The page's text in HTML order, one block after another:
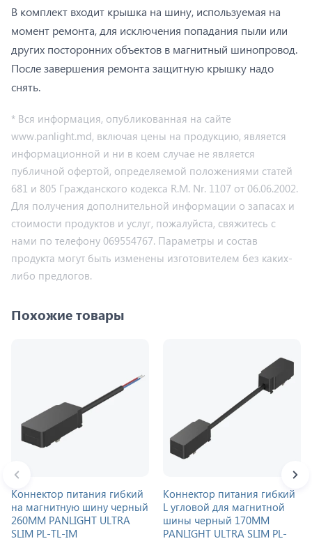
В комплект входит крышка на шину, используемая на
момент ремонта, для исключения попадания пыли или
других посторонних объектов в магнитный шинопровод.
После завершения ремонта защитную крышку надо
снять.
* Вся информация, опубликованная на сайте
www.panlight.md, включая цены на продукцию, является
информационной и ни в коем случае не является
публичной офертой, определяемой положениями статей
681 и 805 Гражданского кодекса R.M. Nr. 1107 от 06.06.2002.
Для получения дополнительной информации о запасах и
стоимости продуктов и услуг, пожалуйста, свяжитесь с
нами по телефону 069554767. Параметры и состав
продукта могут быть изменены изготовителем без каких-
либо предлогов.
Похожие товары
Коннектор питания гибкий
на магнитную шину черный
260MM PANLIGHT ULTRA
SLIM PL-TL-IM
Коннектор питания гибкий
L угловой для магнитной
шины черный 170MM
PANLIGHT ULTRA SLIM PL-